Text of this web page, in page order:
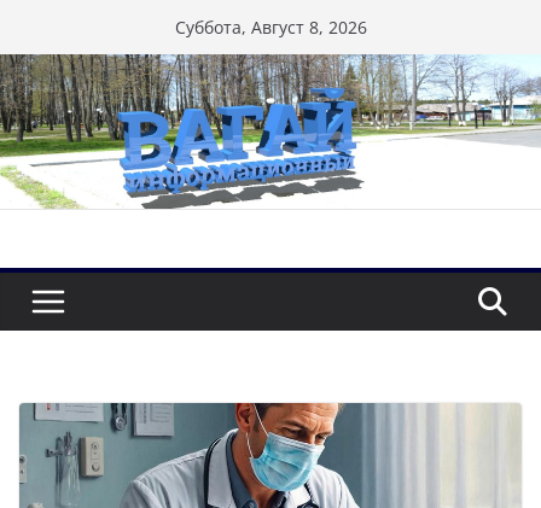
к
содержимому
Суббота, Август 8, 2026